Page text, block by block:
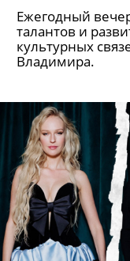
Ежегодный
талантов и
культурных
Владимира.